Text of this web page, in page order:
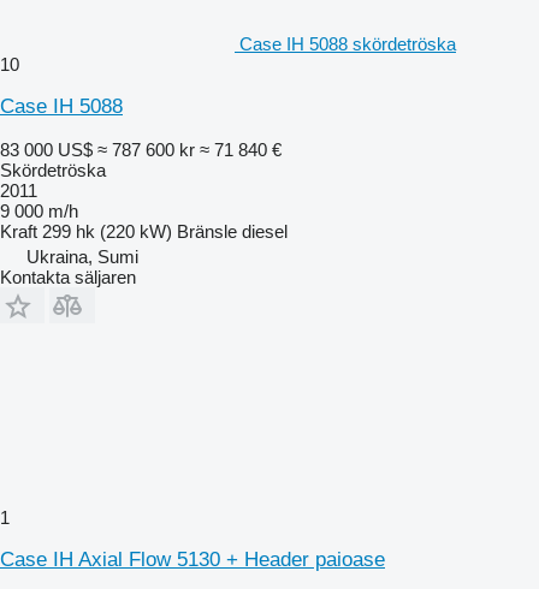
Case IH 5088 skördetröska
10
Case IH 5088
83 000 US$ ≈ 787 600 kr ≈ 71 840 €
Skördetröska
2011
9 000 m/h
Kraft 299 hk (220 kW) Bränsle diesel
Ukraina, Sumi
Kontakta säljaren
1
Case IH Axial Flow 5130 + Header paioase